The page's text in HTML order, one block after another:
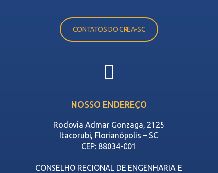
CONTATOS DO CREA-SC
NOSSO ENDEREÇO
Rodovia Admar Gonzaga, 2125
Itacorubi, Florianópolis – SC
CEP: 88034-001
CONSELHO REGIONAL DE ENGENHARIA E